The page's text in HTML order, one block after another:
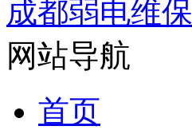
成都弱电维保
网站导航
首页